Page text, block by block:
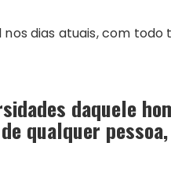
dias atuais, com
daquele
qualquer